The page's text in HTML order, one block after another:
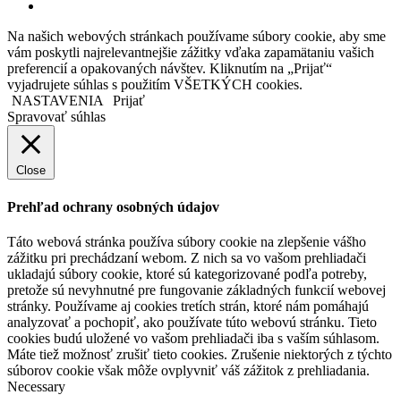
Na našich webových stránkach používame súbory cookie, aby sme
vám poskytli najrelevantnejšie zážitky vďaka zapamätaniu vašich
preferencií a opakovaných návštev. Kliknutím na „Prijať“
vyjadrujete súhlas s použitím VŠETKÝCH cookies.
NASTAVENIA Prijať
Spravovať súhlas
Close
Prehľad ochrany osobných údajov
Táto webová stránka používa súbory cookie na zlepšenie vášho
zážitku pri prechádzaní webom. Z nich sa vo vašom prehliadači
ukladajú súbory cookie, ktoré sú kategorizované podľa potreby,
pretože sú nevyhnutné pre fungovanie základných funkcií webovej
stránky. Používame aj cookies tretích strán, ktoré nám pomáhajú
analyzovať a pochopiť, ako používate túto webovú stránku. Tieto
cookies budú uložené vo vašom prehliadači iba s vaším súhlasom.
Máte tiež možnosť zrušiť tieto cookies. Zrušenie niektorých z týchto
súborov cookie však môže ovplyvniť váš zážitok z prehliadania.
Necessary